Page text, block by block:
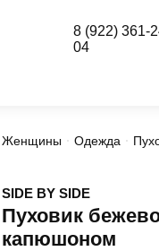
8 (922) 361-
04
Женщины Одежда
SIDE BY SIDE
Пуховик
капюшоном